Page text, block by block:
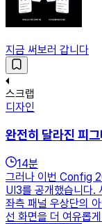
지금 써보러 갑니다
스크랩
디자인
완전히 달라진 피
14분
그러나 이번 Config
UI3를 공개했습니다.
좌측 패널 우상단의
선 화면을 더 여유롭